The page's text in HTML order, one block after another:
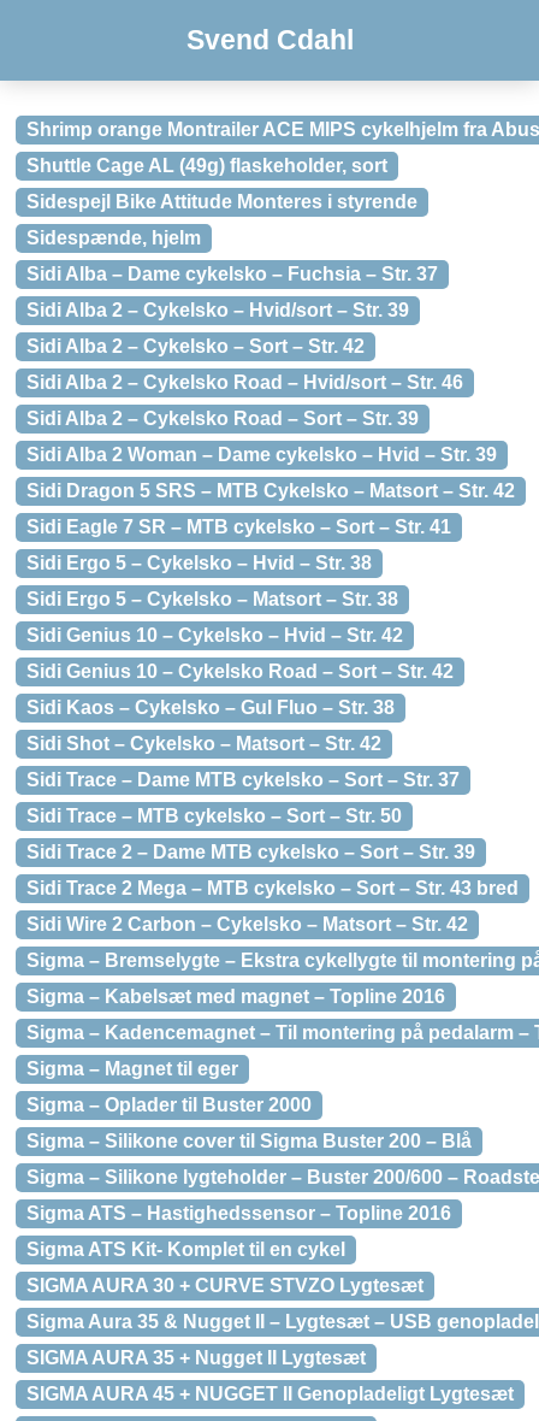
Svend Cdahl
Shrimp orange Montrailer ACE MIPS cykelhjelm fra Abus
Shuttle Cage AL (49g) flaskeholder, sort
Sidespejl Bike Attitude Monteres i styrende
Sidespænde, hjelm
Sidi Alba – Dame cykelsko – Fuchsia – Str. 37
Sidi Alba 2 – Cykelsko – Hvid/sort – Str. 39
Sidi Alba 2 – Cykelsko – Sort – Str. 42
Sidi Alba 2 – Cykelsko Road – Hvid/sort – Str. 46
Sidi Alba 2 – Cykelsko Road – Sort – Str. 39
Sidi Alba 2 Woman – Dame cykelsko – Hvid – Str. 39
Sidi Dragon 5 SRS – MTB Cykelsko – Matsort – Str. 42
Sidi Eagle 7 SR – MTB cykelsko – Sort – Str. 41
Sidi Ergo 5 – Cykelsko – Hvid – Str. 38
Sidi Ergo 5 – Cykelsko – Matsort – Str. 38
Sidi Genius 10 – Cykelsko – Hvid – Str. 42
Sidi Genius 10 – Cykelsko Road – Sort – Str. 42
Sidi Kaos – Cykelsko – Gul Fluo – Str. 38
Sidi Shot – Cykelsko – Matsort – Str. 42
Sidi Trace – Dame MTB cykelsko – Sort – Str. 37
Sidi Trace – MTB cykelsko – Sort – Str. 50
Sidi Trace 2 – Dame MTB cykelsko – Sort – Str. 39
Sidi Trace 2 Mega – MTB cykelsko – Sort – Str. 43 bred
Sidi Wire 2 Carbon – Cykelsko – Matsort – Str. 42
Sigma – Bremselygte – Ekstra cykellygte til montering
Sigma – Kabelsæt med magnet – Topline 2016
Sigma – Kadencemagnet – Til montering på pedalarm –
Sigma – Magnet til eger
Sigma – Oplader til Buster 2000
Sigma – Silikone cover til Sigma Buster 200 – Blå
Sigma – Silikone lygteholder – Buster 200/600 –
Sigma ATS – Hastighedssensor – Topline 2016
Sigma ATS Kit- Komplet til en cykel
SIGMA AURA 30 + CURVE STVZO Lygtesæt
Sigma Aura 35 & Nugget II – Lygtesæt – USB
SIGMA AURA 35 + Nugget II Lygtesæt
SIGMA AURA 45 + NUGGET II Genopladeligt Lygtesæt